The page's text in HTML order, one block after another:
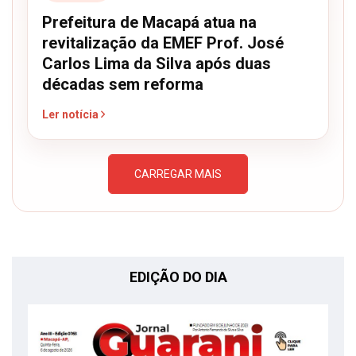
Prefeitura de Macapá atua na
revitalização da EMEF Prof. José
Carlos Lima da Silva após duas
décadas sem reforma
Ler notícia
CARREGAR MAIS
EDIÇÃO DO DIA